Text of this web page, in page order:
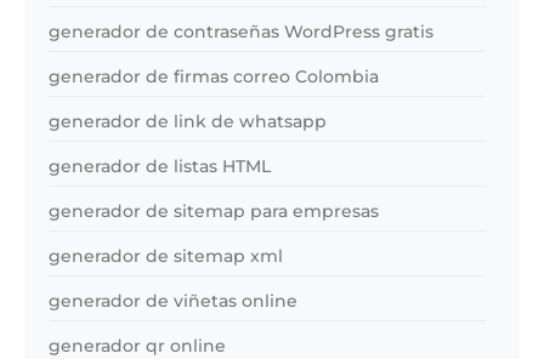
generador de contraseñas WordPress gratis
generador de firmas correo Colombia
generador de link de whatsapp
generador de listas HTML
generador de sitemap para empresas
generador de sitemap xml
generador de viñetas online
generador qr online